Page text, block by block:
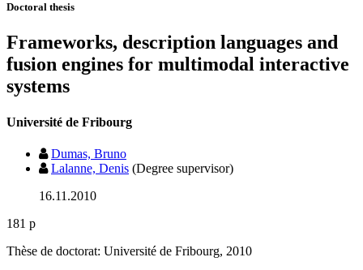
Doctoral thesis
Frameworks, description languages and
fusion engines for multimodal interactive
systems
Université de Fribourg
Dumas, Bruno
Lalanne, Denis (Degree supervisor)
16.11.2010
181 p
Thèse de doctorat: Université de Fribourg, 2010